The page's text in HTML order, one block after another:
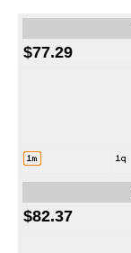
$77.29
$82.37